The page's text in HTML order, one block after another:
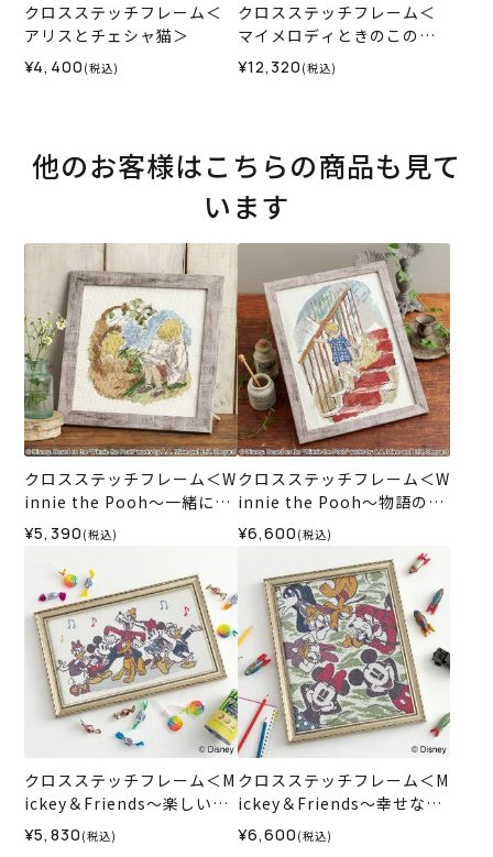
クロスステッチフレーム＜
アリスとチェシャ猫＞
¥4,400 (税込)
クロスステッチフレーム＜
マイメロディときのこの森
＞
¥12,320 (税込)
他のお客様はこちらの商品も見て
います
クロスステッチフレーム＜W
innie the Pooh～一緒にお
はなし～＞
¥5,390 (税込)
クロスステッチフレーム＜W
innie the Pooh～物語のは
じまり～＞
¥6,600 (税込)
クロスステッチフレーム＜M
ickey＆Friends～楽しい一
日～＞
¥5,830 (税込)
クロスステッチフレーム＜M
ickey＆Friends～幸せな
日々～＞
¥6,600 (税込)